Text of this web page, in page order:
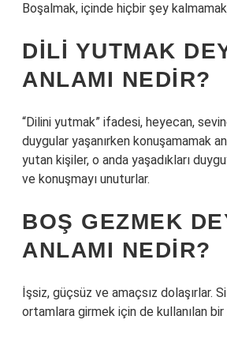
Boşalmak, içinde hiçbir şey
DILI YUTMAK
ANLAMI NEDIR?
“Dilini yutmak” ifadesi, heyecan,
duygular yaşanırken konuşamamak
yutan kişiler, o anda yaşadıkları
ve konuşmayı unuturlar.
BOŞ GEZMEK
ANLAMI NEDIR?
İşsiz, güçsüz ve amaçsız dolaşırlar.
ortamlara girmek için de kullanılan bir